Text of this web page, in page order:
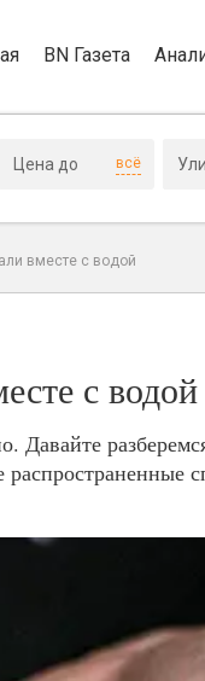
BN Газета
всё
вместе с водой
с водой
Давайте